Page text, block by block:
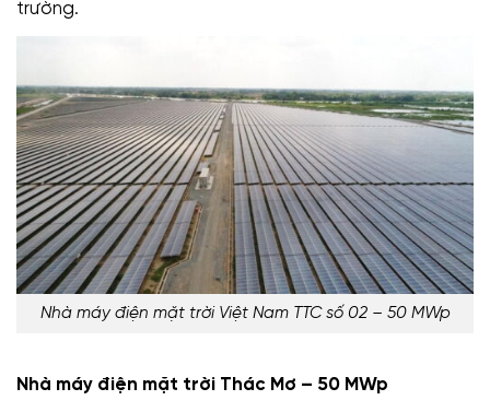
trường.
Nhà máy điện mặt trời Việt Nam TTC số 02 – 50 MWp
Nhà máy điện mặt trời Thác Mơ – 50 MWp